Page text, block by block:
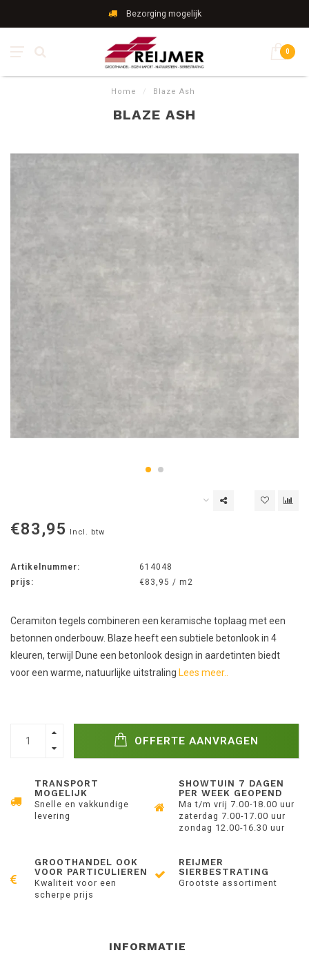
Bezorging mogelijk
0
Home / Blaze Ash
BLAZE ASH
€83,95 Incl. btw
Artikelnummer:
614048
prijs:
€83,95 / m2
Ceramiton tegels combineren een keramische toplaag met een
betonnen onderbouw. Blaze heeft een subtiele betonlook in 4
kleuren, terwijl Dune een betonlook design in aardetinten biedt
voor een warme, natuurlijke uitstraling Lees meer..
OFFERTE AANVRAGEN
TRANSPORT
MOGELIJK
Snelle en vakkundige
levering
SHOWTUIN 7 DAGEN
PER WEEK GEOPEND
Ma t/m vrij 7.00-18.00 uur
zaterdag 7.00-17.00 uur
zondag 12.00-16.30 uur
GROOTHANDEL OOK
VOOR PARTICULIEREN
Kwaliteit voor een
scherpe prijs
REIJMER
SIERBESTRATING
Grootste assortiment
INFORMATIE